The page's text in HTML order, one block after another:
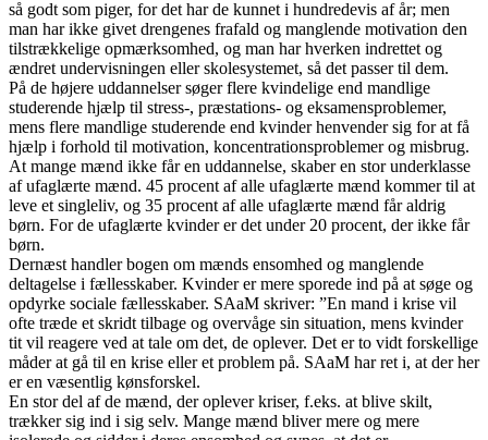
så godt som piger, for det har de kunnet i hundredevis af år; men
man har ikke givet drengenes frafald og manglende motivation den
tilstrækkelige opmærksomhed, og man har hverken indrettet og
ændret undervisningen eller skolesystemet, så det passer til dem.
På de højere uddannelser søger flere kvindelige end mandlige
studerende hjælp til stress-, præstations- og eksamensproblemer,
mens flere mandlige studerende end kvinder henvender sig for at få
hjælp i forhold til motivation, koncentrationsproblemer og misbrug.
At mange mænd ikke får en uddannelse, skaber en stor underklasse
af ufaglærte mænd. 45 procent af alle ufaglærte mænd kommer til at
leve et singleliv, og 35 procent af alle ufaglærte mænd får aldrig
børn. For de ufaglærte kvinder er det under 20 procent, der ikke får
børn.
Dernæst handler bogen om mænds ensomhed og manglende
deltagelse i fællesskaber. Kvinder er mere sporede ind på at søge og
opdyrke sociale fællesskaber. SAaM skriver: ”En mand i krise vil
ofte træde et skridt tilbage og overvåge sin situation, mens kvinder
tit vil reagere ved at tale om det, de oplever. Det er to vidt forskellige
måder at gå til en krise eller et problem på. SAaM har ret i, at der her
er en væsentlig kønsforskel.
En stor del af de mænd, der oplever kriser, f.eks. at blive skilt,
trækker sig ind i sig selv. Mange mænd bliver mere og mere